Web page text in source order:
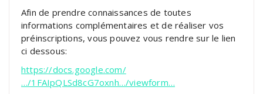
Afin de prendre connaissances de toutes
informations complémentaires et de réaliser vos
préinscriptions, vous pouvez vous rendre sur le lien
ci dessous:
https://docs.google.com/
…/1FAIpQLSd8cG7oxnh…/viewform…